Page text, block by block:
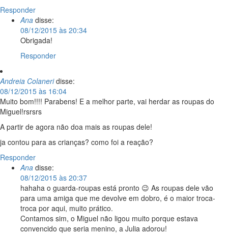
Responder
Ana disse:
08/12/2015 às 20:34
Obrigada!
Responder
Andreia Colaneri disse:
08/12/2015 às 16:04
Muito bom!!!! Parabens! E a melhor parte, vai herdar as roupas do
Miguel!rsrsrs
A partir de agora não doa mais as roupas dele!
ja contou para as crianças? como foi a reação?
Responder
Ana disse:
08/12/2015 às 20:37
hahaha o guarda-roupas está pronto 😉 As roupas dele vão
para uma amiga que me devolve em dobro, é o maior troca-
troca por aqui, muito prático.
Contamos sim, o Miguel não ligou muito porque estava
convencido que seria menino, a Julia adorou!